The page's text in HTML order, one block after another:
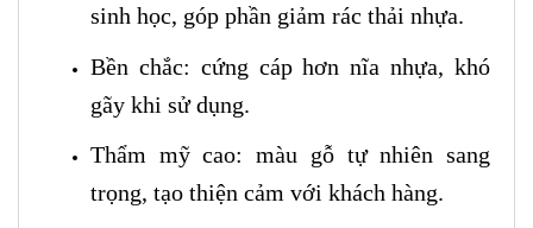
sinh học, góp phần giảm rác thải nhựa.
Bền chắc: cứng cáp hơn nĩa nhựa, khó
gãy khi sử dụng.
Thẩm mỹ cao: màu gỗ tự nhiên sang
trọng, tạo thiện cảm với khách hàng.